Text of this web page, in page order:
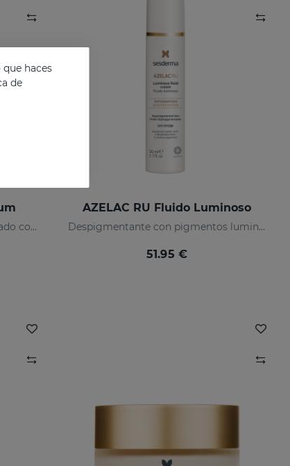
Implacable con las arrugas, delicado con tu piel
AZELAC RU Fluido Luminoso
Despigmentante con pigmentos luminosos y filtros solares
51.95 €
haces
de